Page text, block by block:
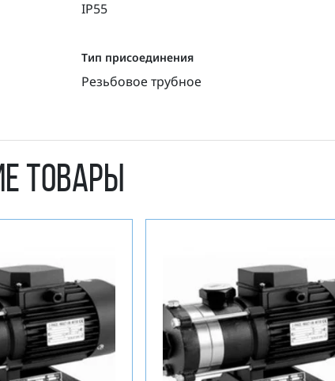
IP55
Тип присоединения
Резьбовое трубное
товары